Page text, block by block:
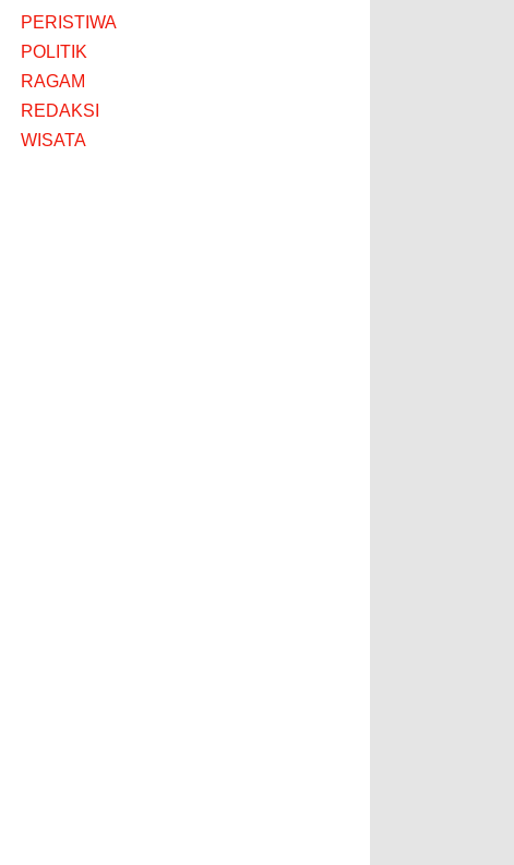
PERISTIWA
POLITIK
RAGAM
REDAKSI
WISATA